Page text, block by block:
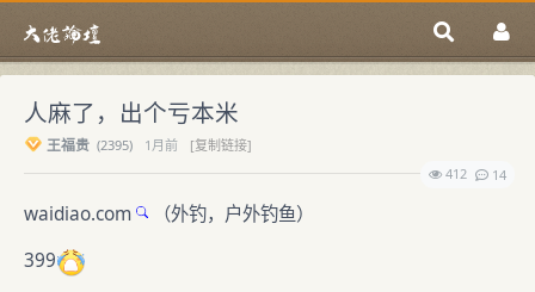
人麻了，出个亏本米
王福贵 (2395) 1月前
[复制链接]
412
14
waidiao.com
（外钓，户外钓鱼）
399